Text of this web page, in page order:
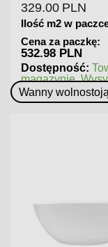
329.00 PLN
Ilość m2 w
Cena za paczkę:
704.06 PLN
Dostępność:
magazynie.
dni.
Wanny